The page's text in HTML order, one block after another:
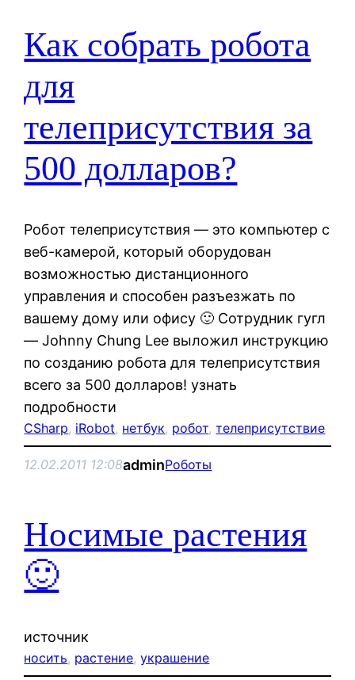
Как собрать робота
для
телеприсутствия за
500 долларов?
Робот телеприсутствия — это компьютер с
веб-камерой, который оборудован
возможностью дистанционного
управления и способен разъезжать по
вашему дому или офису 🙂 Сотрудник гугл
— Johnny Chung Lee выложил инструкцию
по созданию робота для телеприсутствия
всего за 500 долларов! узнать
подробности
CSharp, iRobot, нетбук, робот, телеприсутствие
12.02.2011 12:08adminРоботы
Носимые растения
🙂
источник
носить, растение, украшение